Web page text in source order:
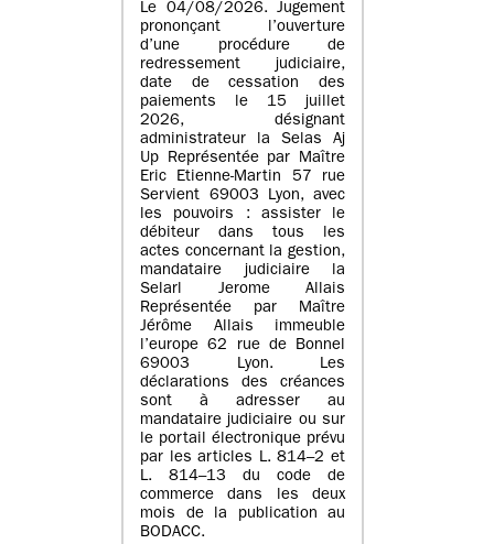
Le 04/08/2026. Jugement
prononçant l’ouverture
d’une procédure de
redressement judiciaire,
date de cessation des
paiements le 15 juillet
2026, désignant
administrateur la Selas Aj
Up Représentée par Maître
Eric Etienne-Martin 57 rue
Servient 69003 Lyon, avec
les pouvoirs : assister le
débiteur dans tous les
actes concernant la gestion,
mandataire judiciaire la
Selarl Jerome Allais
Représentée par Maître
Jérôme Allais immeuble
l’europe 62 rue de Bonnel
69003 Lyon. Les
déclarations des créances
sont à adresser au
mandataire judiciaire ou sur
le portail électronique prévu
par les articles L. 814–2 et
L. 814–13 du code de
commerce dans les deux
mois de la publication au
BODACC.